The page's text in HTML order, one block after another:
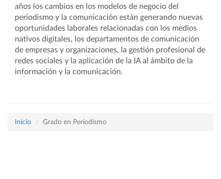
años los cambios en los modelos de negocio del
periodismo y la comunicación están generando nuevas
oportunidades laborales relacionadas con los medios
nativos digitales, los departamentos de comunicación
de empresas y organizaciones, la gestión profesional de
redes sociales y la aplicación de la IA al ámbito de la
información y la comunicación.
Inicio Grado en Periodismo